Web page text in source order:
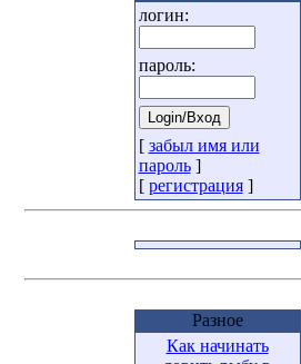
логин:
пароль:
[ забыл имя или
пароль]
[ регистрация]
Разное
Как начинать